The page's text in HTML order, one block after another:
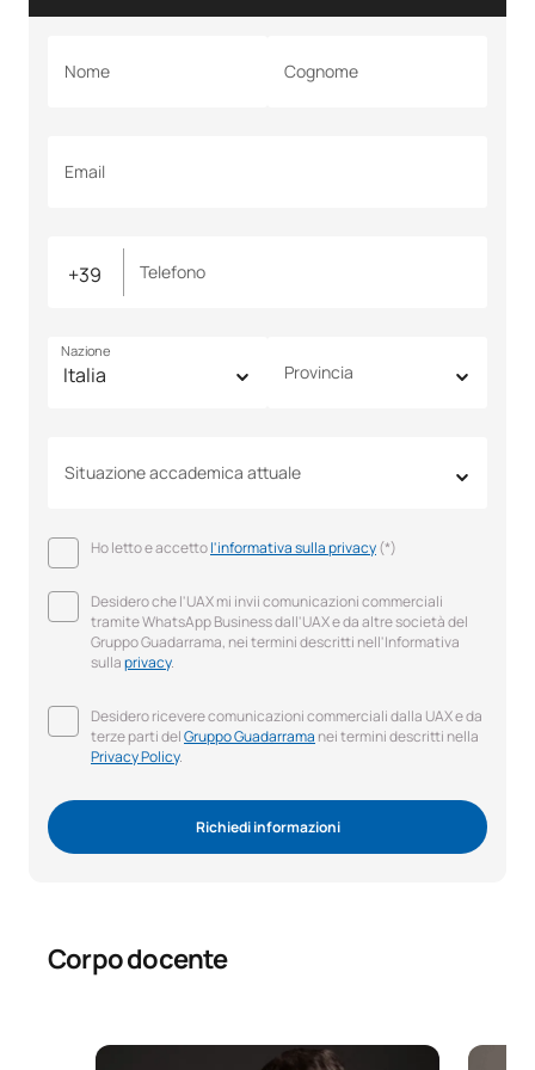
Nome Cognome
Email
Telefono
Nazione
Provincia
Situazione accademica attuale
Ho letto e accettol'informativa sulla privacy(*)
Desidero che l'UAX mi invii comunicazioni commerciali
tramite WhatsApp Business dall'UAX e da altre società del
Gruppo Guadarrama, nei termini descritti nell'Informativa
sullaprivacy.
Desidero ricevere comunicazioni commerciali dalla UAX e da
terze parti delGruppo Guadarrama nei termini descritti nella
Privacy Policy.
Richiedi informazioni
Corpo docente